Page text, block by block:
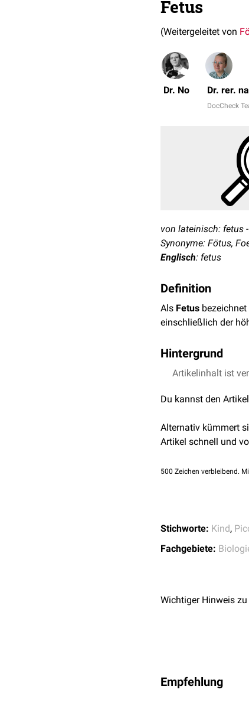
Fetus
(Weitergeleitet von
Dr. No Dr. rer.
DocCheck
von lateinisch: fetus
Synonyme: Fötus,
Englisch: fetus
Definition
Als Fetus
einschließlich der
Hintergrund
DieFetalperiode
artspezifisch.
Befruchtung) bis zur
siehe auch: fetaler
Artikelinhalt ist
Du kannst den
Alternativ kümmert
Artikel schnell und
500 Zeichen verbleibend.
Stichworte: Kind,
Fachgebiete:
Wichtiger Hinweis zu
Empfehlung